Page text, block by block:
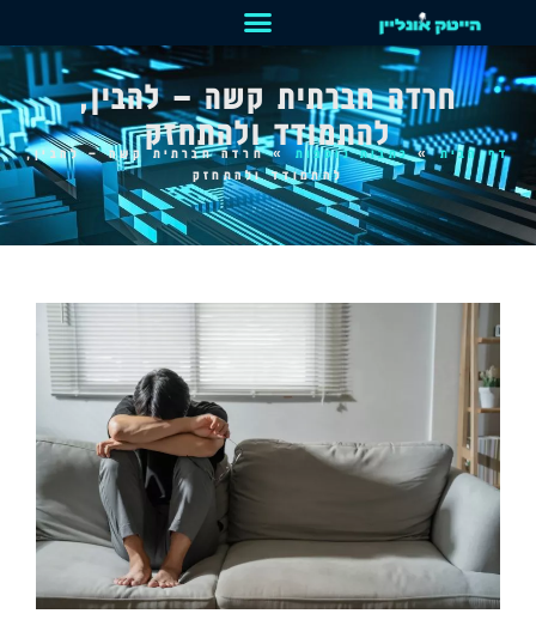
חרדה חברתית קשה – להבין,
להתמודד ולהתחזק
דף הבית»כתבות נוספות»חרדה חברתית קשה – להבין,
להתמודד ולהתחזק